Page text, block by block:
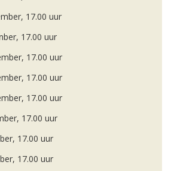
17.00 uur
17.00 uur
17.00 uur
17.00 uur
17.00 uur
17.00 uur
17.00 uur
17.00 uur